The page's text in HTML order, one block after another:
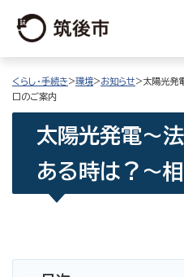
くらし・手続き>環境>お知らせ>太陽光発
口のご案内
太陽光発電〜
ある時は？〜